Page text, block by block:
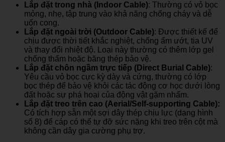
Lắp đặt trong nhà (Indoor Cable): Thường có vỏ bọc
mỏng, nhẹ, tập trung vào khả năng chống cháy và dễ
uốn cong.
Lắp đặt ngoài trời (Outdoor Cable): Được thiết kế để
chịu được thời tiết khắc nghiệt, chống ẩm ướt, tia UV
và thay đổi nhiệt độ. Loại này thường có thêm lớp gel
chống thấm hoặc băng thép bảo vệ.
Lắp đặt chôn ngầm trực tiếp (Direct Burial Cable):
Yêu cầu vỏ bọc cực kỳ dày và cứng, thường có lớp
bọc thép để bảo vệ khỏi các tác động cơ học dưới lòng
đất hoặc sự phá hoại của động vật gặm nhấm.
Lắp đặt treo trên cao (Aerial/Self-supporting Cable):
Có tích hợp sẵn một sợi dây thép chịu lực (dạng hình
số 8) để cáp có thể tự đỡ sức nặng khi treo trên cột mà
không cần dây gia cường phụ trợ.